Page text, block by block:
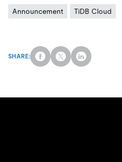
Announcement TiDB Cloud
SHARE: